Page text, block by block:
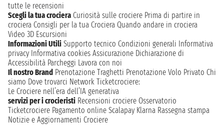
tutte le recensioni
Scegli la tua crociera Curiosità sulle crociere Prima di partire in
crociera Consigli per la tua Crociera Quando andare in crociera
Video 3D Escursioni
Informazioni Utili Supporto tecnico Condizioni generali Informativa
privacy Informativa cookies Assicurazione Dichiarazione di
Accessibilità Parcheggi Lavora con noi
Il nostro Brand Prenotazione Traghetti Prenotazione Volo Privato Chi
siamo Dove trovarci Network Ticketcrociere:
Le Crociere nell’era dell’IA generativa
servizi per i crocieristi Recensioni crociere Osservatorio
Ticketcrociere Pagamento online Scalapay Klarna Rassegna stampa
Notizie e Aggiornamenti Crociere